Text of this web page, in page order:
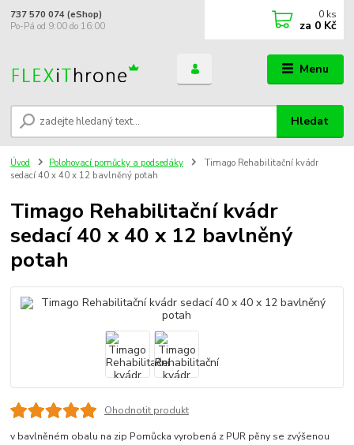
Menu
Hledat
737 570 074 (eShop)
Po-Pá od 9:00 do 16:00
0 ks
za 0 Kč
Úvod Polohovací pomůcky a podsedáky
Timago Rehabilitační kvádr
sedací 40 x 40 x 12 bavlněný potah
Timago Rehabilitační kvádr
sedací 40 x 40 x 12 bavlněný
potah
Ohodnotit produkt
v bavlněném obalu na zip Pomůcka vyrobená z PUR pěny se zvýšenou